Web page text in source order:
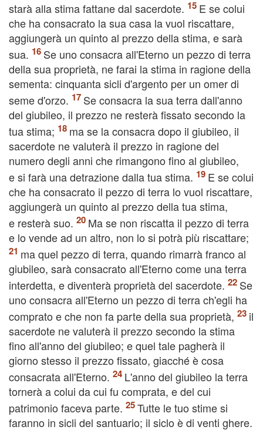
starà alla stima fattane dal sacerdote.
E se colui
che ha consacrato la sua casa la vuol riscattare,
aggiungerà un quinto al prezzo della stima, e sarà
sua.
Se uno consacra all'Eterno un pezzo di terra
della sua proprietà, ne farai la stima in ragione della
sementa: cinquanta sicli d'argento per un omer di
seme d'orzo.
Se consacra la sua terra dall'anno
del giubileo, il prezzo ne resterà fissato secondo la
tua stima;
ma se la consacra dopo il giubileo, il
sacerdote ne valuterà il prezzo in ragione del
numero degli anni che rimangono fino al giubileo,
e si farà una detrazione dalla tua stima.
E se colui
che ha consacrato il pezzo di terra lo vuol riscattare,
aggiungerà un quinto al prezzo della tua stima,
e resterà suo.
Ma se non riscatta il pezzo di terra
e lo vende ad un altro, non lo si potrà più riscattare;
ma quel pezzo di terra, quando rimarrà franco al
giubileo, sarà consacrato all'Eterno come una terra
interdetta, e diventerà proprietà del sacerdote.
Se
uno consacra all'Eterno un pezzo di terra ch'egli ha
comprato e che non fa parte della sua proprietà,
il
sacerdote ne valuterà il prezzo secondo la stima
fino all'anno del giubileo; e quel tale pagherà il
giorno stesso il prezzo fissato, giacché è cosa
consacrata all'Eterno.
L'anno del giubileo la terra
tornerà a colui da cui fu comprata, e del cui
patrimonio faceva parte.
Tutte le tuo stime si
faranno in sicli del santuario; il siclo è di venti ghere.